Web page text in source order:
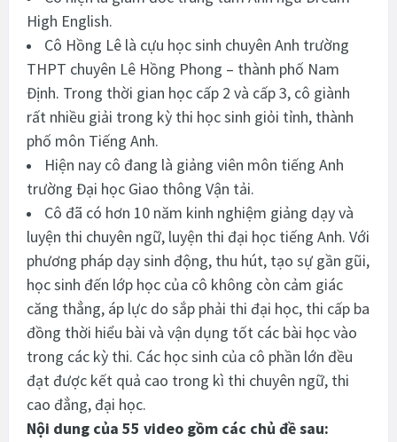
High English.
Cô Hồng Lê là cựu học sinh chuyên Anh trường
THPT chuyên Lê Hồng Phong – thành phố Nam
Định. Trong thời gian học cấp 2 và cấp 3, cô giành
rất nhiều giải trong kỳ thi học sinh giỏi tỉnh, thành
phố môn Tiếng Anh.
Hiện nay cô đang là giảng viên môn tiếng Anh
trường Đại học Giao thông Vận tải.
Cô đã có hơn 10 năm kinh nghiệm giảng dạy và
luyện thi chuyên ngữ, luyện thi đại học tiếng Anh. Với
phương pháp dạy sinh động, thu hút, tạo sự gần gũi,
học sinh đến lớp học của cô không còn cảm giác
căng thẳng, áp lực do sắp phải thi đại học, thi cấp ba
đồng thời hiểu bài và vận dụng tốt các bài học vào
trong các kỳ thi. Các học sinh của cô phần lớn đều
đạt được kết quả cao trong kì thi chuyên ngữ, thi
cao đẳng, đại học.
Nội dung của 55 video gồm các chủ đề sau: